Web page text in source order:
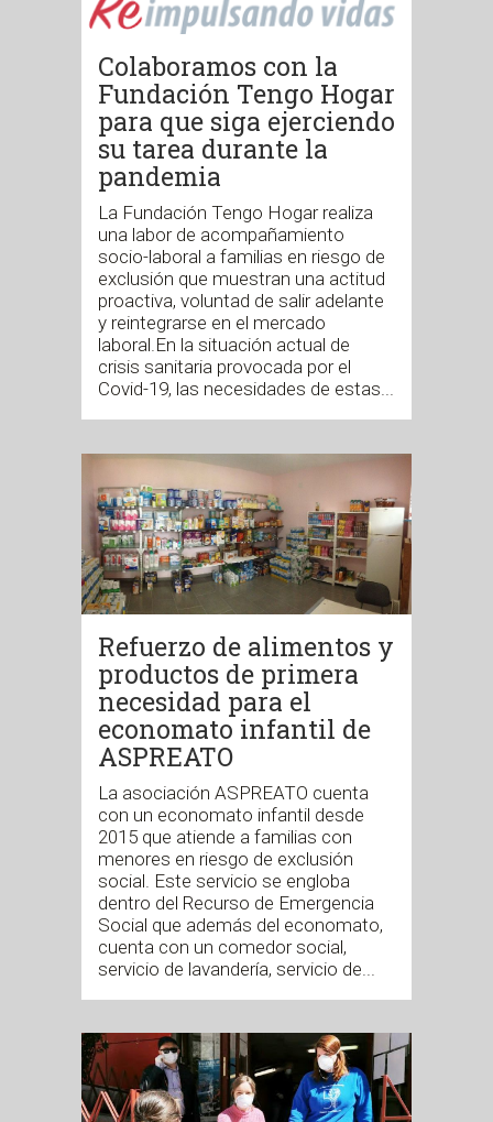
Colaboramos con la
Fundación Tengo Hogar
para que siga ejerciendo
su tarea durante la
pandemia
La Fundación Tengo Hogar realiza
una labor de acompañamiento
socio-laboral a familias en riesgo de
exclusión que muestran una actitud
proactiva, voluntad de salir adelante
y reintegrarse en el mercado
laboral.En la situación actual de
crisis sanitaria provocada por el
Covid-19, las necesidades de estas...
Refuerzo de alimentos y
productos de primera
necesidad para el
economato infantil de
ASPREATO
La asociación ASPREATO cuenta
con un economato infantil desde
2015 que atiende a familias con
menores en riesgo de exclusión
social. Este servicio se engloba
dentro del Recurso de Emergencia
Social que además del economato,
cuenta con un comedor social,
servicio de lavandería, servicio de...